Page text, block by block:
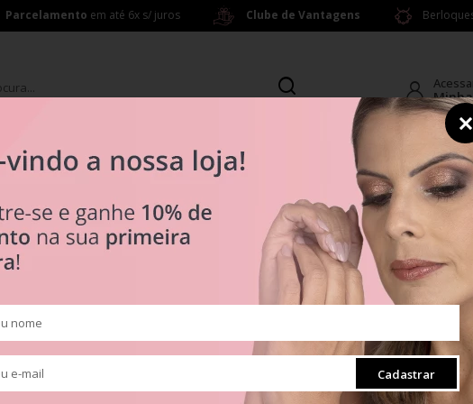
Parcelamento em até 6x s/ juros Clube de Vantagens
Tipos
Clipes
Pingentes
Radiante
Brincos Colar
a partir de R$ 199,00
Cadastrar